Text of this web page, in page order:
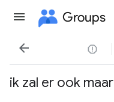
Groups

ik zal er ook